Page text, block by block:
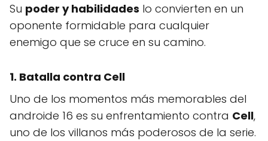
Su poder y habilidades lo convierten en un
oponente formidable para cualquier
enemigo que se cruce en su camino.
1. Batalla contra Cell
Uno de los momentos más memorables del
androide 16 es su enfrentamiento contra Cell,
uno de los villanos más poderosos de la serie.